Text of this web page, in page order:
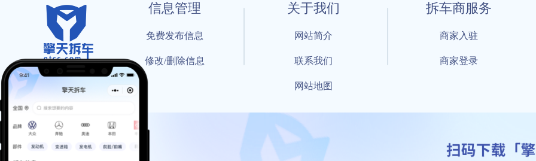
信息管理
免费发布信息
修改/删除信息
关于我们
网站简介
联系我们
网站地图
拆车商服务
商家入驻
商家登录
© 2021 By 擎天拆车-买卖拆车件，擎天拆车好省快 All Rights Reserved
工信部备案号：鲁ICP备18021004号-17 公安部备案号： 鲁公网安备